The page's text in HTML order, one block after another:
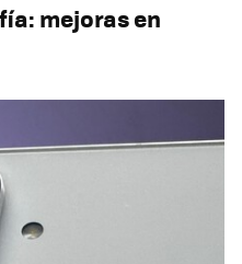
mejoras en